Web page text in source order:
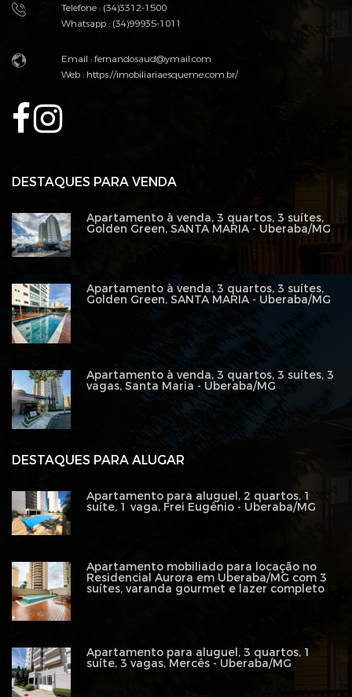
Telefone : (34)3312-1500
Whatsapp : (34)99935-1011
Email :fernandosaud@ymail.com
Web :https://imobiliariaesqueme.com.br/
DESTAQUES PARA ALUGAR
Apartamento para aluguel, 2 quartos, 1
suíte, 1 vaga, Frei Eugênio - Uberaba/MG
Apartamento mobiliado para locação no
Residencial Aurora em Uberaba/MG com 3
suítes, varanda gourmet e lazer completo
Apartamento para aluguel, 3 quartos, 1
suíte, 3 vagas, Mercês - Uberaba/MG
DESTAQUES PARA VENDA
Apartamento à venda, 3 quartos, 3 suítes,
Golden Green, SANTA MARIA - Uberaba/MG
Apartamento à venda, 3 quartos, 3 suítes,
Golden Green, SANTA MARIA - Uberaba/MG
Apartamento à venda, 3 quartos, 3 suítes, 3
vagas, Santa Maria - Uberaba/MG